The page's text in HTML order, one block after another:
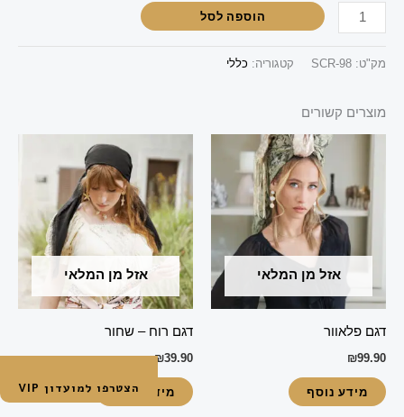
הוספה לסל
מק"ט: SCR-98 קטגוריה: כללי
מוצרים קשורים
אזל מן המלאי
דגם פלאוור
₪99.90
מידע נוסף
אזל מן המלאי
דגם רוח – שחור
₪39.90
מידע נוסףהצטרפו למועדון VIP